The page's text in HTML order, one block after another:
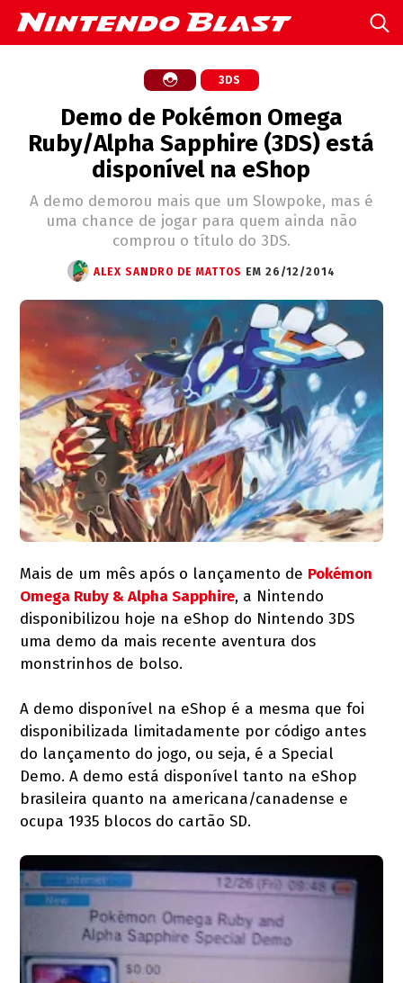
3DS
Demo de Pokémon Omega
Ruby/Alpha Sapphire (3DS) está
disponível na eShop
A demo demorou mais que um Slowpoke, mas é
uma chance de jogar para quem ainda não
comprou o título do 3DS.
ALEX SANDRO DE MATTOS EM 26/12/2014
Mais de um mês após o lançamento de Pokémon
Omega Ruby & Alpha Sapphire, a Nintendo
disponibilizou hoje na eShop do Nintendo 3DS
uma demo da mais recente aventura dos
monstrinhos de bolso.
A demo disponível na eShop é a mesma que foi
disponibilizada limitadamente por código antes
do lançamento do jogo, ou seja, é a Special
Demo. A demo está disponível tanto na eShop
brasileira quanto na americana/canadense e
ocupa 1935 blocos do cartão SD.